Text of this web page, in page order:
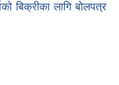
बिक्रीका लागि बोलपत्र